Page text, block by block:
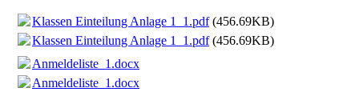
Klassen Einteilung Anlage 1_1.pdf(456.69KB)
Klassen Einteilung Anlage 1_1.pdf(456.69KB)
Anmeldeliste_1.docx
Anmeldeliste_1.docx